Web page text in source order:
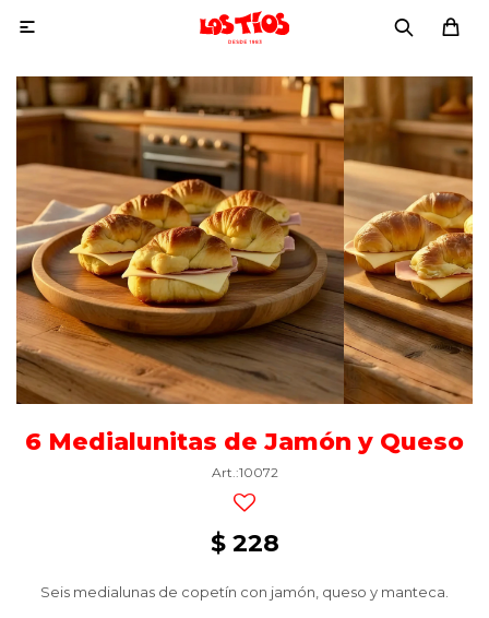

6 Medialunitas de Jamón y Queso
10072
$ 228
Seis medialunas de copetín con jamón, queso y manteca.